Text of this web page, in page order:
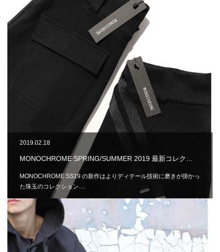
2019.02.18
MONOCHROME SPRING/SUMMER 2019 最新コレク…
MONOCHROME SS19 の新作はよりディテール技術に磨きが掛かっ
た珠玉のコレクション…